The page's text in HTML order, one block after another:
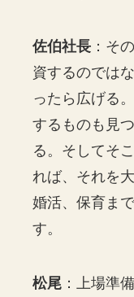
佐伯社長 ：そ
資するのでは
ったら広げる
するものも見
る。そしてそ
れば、それを
婚活、保育ま
す。
松尾 ：上場準